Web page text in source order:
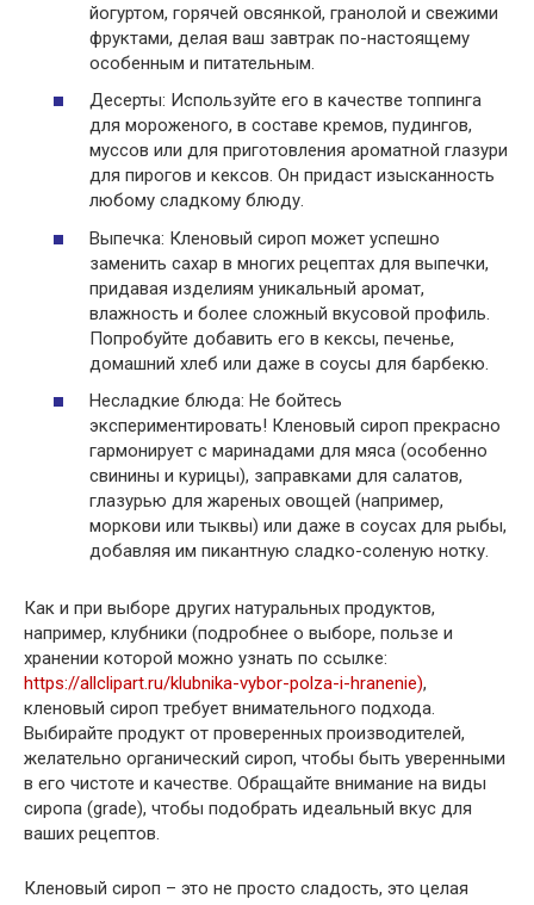
йогуртом, горячей овсянкой, гранолой и свежими
фруктами, делая ваш завтрак по-настоящему
особенным и питательным.
Десерты: Используйте его в качестве топпинга
для мороженого, в составе кремов, пудингов,
муссов или для приготовления ароматной глазури
для пирогов и кексов. Он придаст изысканность
любому сладкому блюду.
Выпечка: Кленовый сироп может успешно
заменить сахар в многих рецептах для выпечки,
придавая изделиям уникальный аромат,
влажность и более сложный вкусовой профиль.
Попробуйте добавить его в кексы, печенье,
домашний хлеб или даже в соусы для барбекю.
Несладкие блюда: Не бойтесь
экспериментировать! Кленовый сироп прекрасно
гармонирует с маринадами для мяса (особенно
свинины и курицы), заправками для салатов,
глазурью для жареных овощей (например,
моркови или тыквы) или даже в соусах для рыбы,
добавляя им пикантную сладко-соленую нотку.
Как и при выборе других натуральных продуктов,
например, клубники (подробнее о выборе, пользе и
хранении которой можно узнать по ссылке:
https://allclipart.ru/klubnika-vybor-polza-i-hranenie),
кленовый сироп требует внимательного подхода.
Выбирайте продукт от проверенных производителей,
желательно органический сироп, чтобы быть уверенными
в его чистоте и качестве. Обращайте внимание на виды
сиропа (grade), чтобы подобрать идеальный вкус для
ваших рецептов.
Кленовый сироп – это не просто сладость, это целая